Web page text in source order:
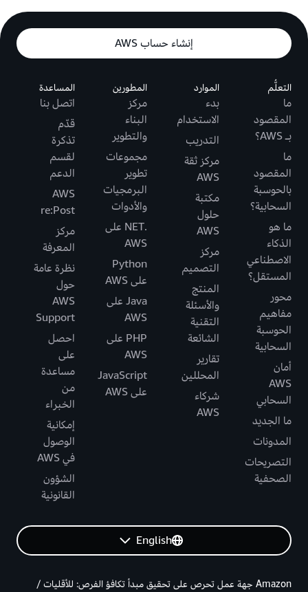
إنشاء حساب AWS
التعلُّم
ما
المقصود
بـ AWS؟
ما
المقصود
بالحوسبة
السحابية؟
ما هو
الذكاء
الاصطناعي
المستقل؟
محور
مفاهيم
الحوسبة
السحابية
أمان
AWS
السحابي
ما الجديد
المدونات
التصريحات
الصحفية
الموارد
بدء
الاستخدام
التدريب
مركز ثقة
AWS
مكتبة
حلول
AWS
مركز
التصميم
المنتج
والأسئلة
التقنية
الشائعة
تقارير
المحللين
شركاء
AWS
المطورين
مركز
البناء
والتطوير
مجموعات
تطوير
البرمجيات
والأدوات
.NET على
AWS
Python
على AWS
Java على
AWS
PHP على
AWS
JavaScript
على AWS
المساعدة
اتصل بنا
قدّم
تذكرة
لقسم
الدعم
AWS
re:Post
مركز
المعرفة
نظرة عامة
حول
AWS
Support
احصل
على
مساعدة
من
الخبراء
إمكانية
الوصول
في AWS
الشؤون
القانونية
English
Amazon جهة عمل تحرص على تحقيق مبدأ تكافؤ الفرص: للأقليات /